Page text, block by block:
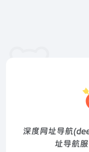
深度网址导航
址导航